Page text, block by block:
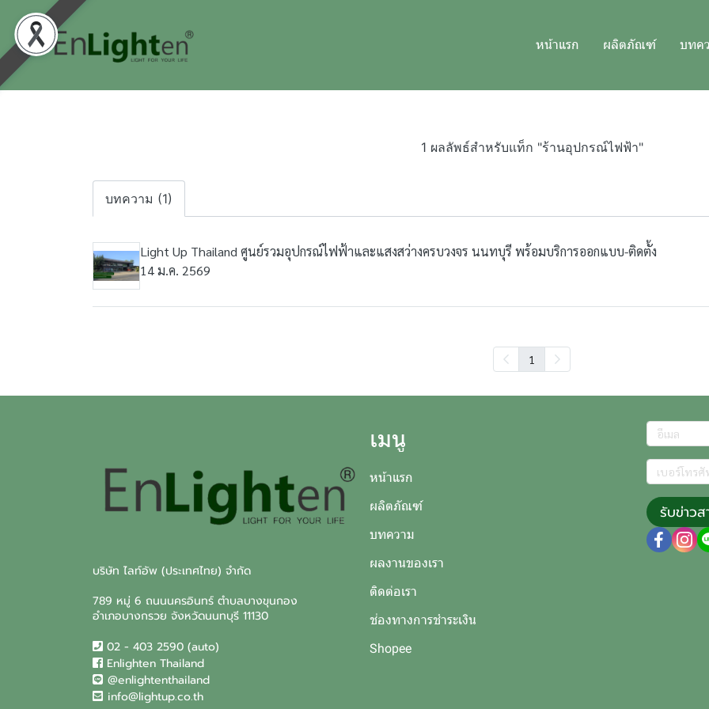
หน้าแรก ผลิตภัณฑ์ บทค
1 ผลลัพธ์สำหรับแท็ก "ร้านอุปกรณ์ไฟฟ้า"
บทความ (1)
Light Up Thailand ศูนย์รวมอุปกรณ์ไฟฟ้าและแสงสว่างครบวงจร นนทบุรี พร้อมบริการออกแบบ-ติดตั้ง
14 ม.ค. 2569
1
บริษัท ไลท์อัพ (ประเทศไทย) จำกัด
789 หมู่ 6 ถนนนครอินทร์ ตำบลบางขุนกอง
อำเภอบางกรวย จังหวัดนนทบุรี 11130
02 - 403 2590 (auto)
Enlighten Thailand
@enlightenthailand
info@lightup.co.th
เมนู
หน้าแรก
ผลิตภัณฑ์
บทความ
ผลงานของเรา
ติดต่อเรา
ช่องทางการชำระเงิน
Shopee
รับข่าวส